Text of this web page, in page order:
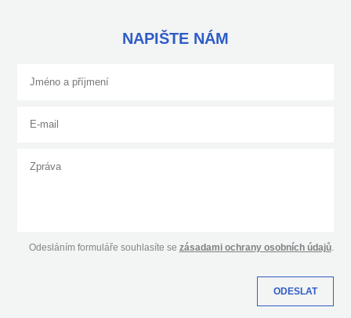
NAPIŠTE NÁM
Odesláním formuláře souhlasíte se zásadami ochrany osobních údajů.
ODESLAT